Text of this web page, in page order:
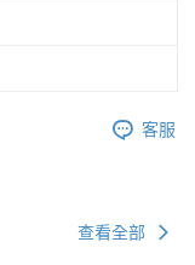
客服
查看全部